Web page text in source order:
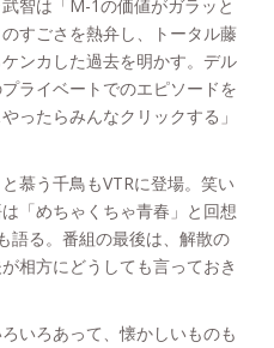
智は「M-1の価値がガラッと
すごさを熱弁し、トータル藤
ンカした過去を明かす。デル
ライベートでのエピソードを
ったらみんなクリックする」
慕う千鳥もVTRに登場。笑い
「めちゃくちゃ青春」と回想
語る。番組の最後は、解散の
相方にどうしても言っておき
いろあって、懐かしいものも